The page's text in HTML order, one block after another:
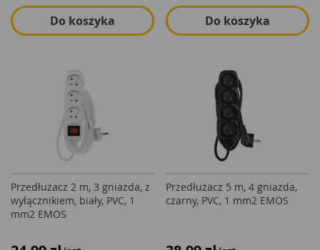
Do koszyka Do koszyka
Przedłużacz 2 m, 3 gniazda, z
wyłącznikiem, biały, PVC, 1
mm2 EMOS
Przedłużacz 5 m, 4 gniazda,
czarny, PVC, 1 mm2 EMOS